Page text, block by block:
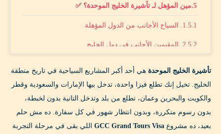
مين المؤهل لـ تأشيرة الخليج الموحدة؟ ✅
1. السياح الأجانب من الدول المؤهلة
2. المقيمين الأجانب في دول الخليج
الفئات اللي مش هتقدر تستخدم التأشيرة:
الفرق بين تأشيرة الخليج الموحدة والفيزا الفردية ⚖️
إيه اللي تقدر تعمله بـ GCC Grand Tours Visa؟ 🎯
تأشيرة الخليج الموحدة هي أحد أكبر المشاريع السياحية في تاريخ منطقة
الخليج. تخيل إنك تطلع فيزا واحدة، تدخل بيها الإمارات والسعودية وقطر
والكويت والبحرين وعمان، تطلع من بلد وتدخل التانية بدون لخبطة،
بدون رسوم متكررة، وبدون انتظار شهور في كل سفارة. ده مش حلم
بعيد، ده مشروع GCC Grand Tours Visa اللي بقى في مرحلة التجربة